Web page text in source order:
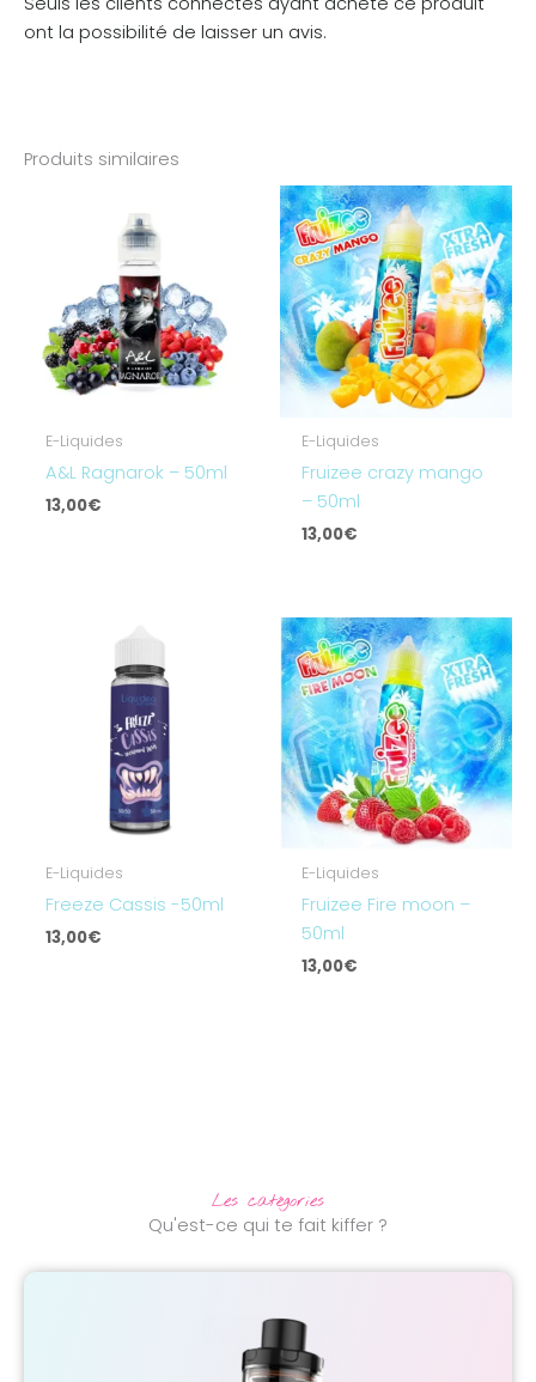
ont la possibilité de laisser un avis.
Produits similaires
E-Liquides
A&L Ragnarok – 50ml
13,00€
E-Liquides
Fruizee crazy mango
– 50ml
13,00€
E-Liquides
Freeze Cassis -50ml
13,00€
E-Liquides
Fruizee Fire moon –
50ml
13,00€
Les catégories
Qu'est-ce qui te fait kiffer ?